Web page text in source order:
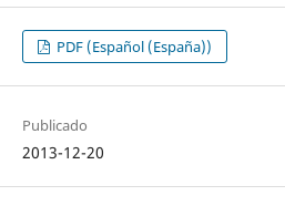
PDF (Español (España))
Publicado
2013-12-20